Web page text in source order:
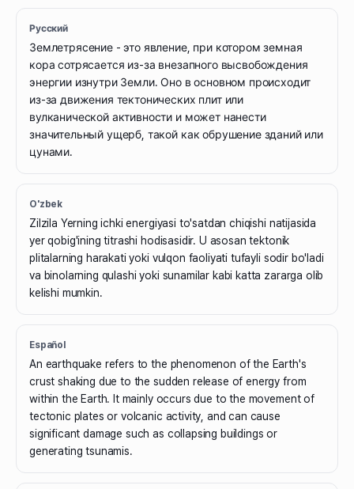
Русский
Землетрясение - это явление, при котором земная
кора сотрясается из-за внезапного высвобождения
энергии изнутри Земли. Оно в основном происходит
из-за движения тектонических плит или
вулканической активности и может нанести
значительный ущерб, такой как обрушение зданий или
цунами.
O'zbek
Zilzila Yerning ichki energiyasi to'satdan chiqishi natijasida
yer qobig'ining titrashi hodisasidir. U asosan tektonik
plitalarning harakati yoki vulqon faoliyati tufayli sodir bo'ladi
va binolarning qulashi yoki sunamilar kabi katta zararga olib
kelishi mumkin.
Español
An earthquake refers to the phenomenon of the Earth's
crust shaking due to the sudden release of energy from
within the Earth. It mainly occurs due to the movement of
tectonic plates or volcanic activity, and can cause
significant damage such as collapsing buildings or
generating tsunamis.